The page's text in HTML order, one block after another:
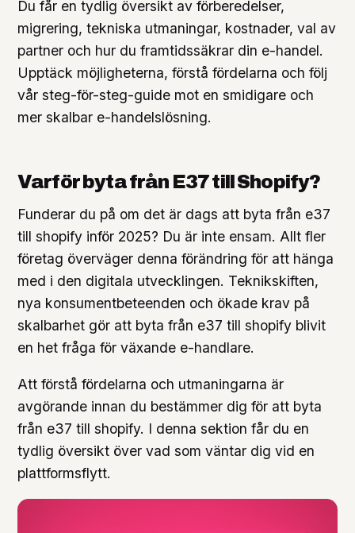
Du får en tydlig översikt av förberedelser,
migrering, tekniska utmaningar, kostnader, val av
partner och hur du framtidssäkrar din e-handel.
Upptäck möjligheterna, förstå fördelarna och följ
vår steg-för-steg-guide mot en smidigare och
mer skalbar e-handelslösning.
Varför byta från E37 till Shopify?
Funderar du på om det är dags att byta från e37
till shopify inför 2025? Du är inte ensam. Allt fler
företag överväger denna förändring för att hänga
med i den digitala utvecklingen. Teknikskiften,
nya konsumentbeteenden och ökade krav på
skalbarhet gör att byta från e37 till shopify blivit
en het fråga för växande e-handlare.
Att förstå fördelarna och utmaningarna är
avgörande innan du bestämmer dig för att byta
från e37 till shopify. I denna sektion får du en
tydlig översikt över vad som väntar dig vid en
plattformsflytt.